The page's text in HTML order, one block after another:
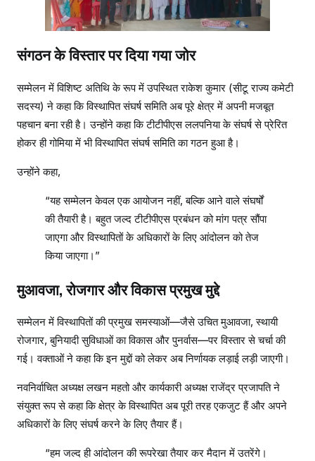
संगठन के विस्तार पर दिया गया जोर
सम्मेलन में विशिष्ट अतिथि के रूप में उपस्थित राकेश कुमार (सीटू राज्य कमेटी
सदस्य) ने कहा कि विस्थापित संघर्ष समिति अब पूरे क्षेत्र में अपनी मजबूत
पहचान बना रही है। उन्होंने कहा कि टीटीपीएस ललपनिया के संघर्ष से प्रेरित
होकर ही गोमिया में भी विस्थापित संघर्ष समिति का गठन हुआ है।
उन्होंने कहा,
“यह सम्मेलन केवल एक आयोजन नहीं, बल्कि आने वाले संघर्षों
की तैयारी है। बहुत जल्द टीटीपीएस प्रबंधन को मांग पत्र सौंपा
जाएगा और विस्थापितों के अधिकारों के लिए आंदोलन को तेज
किया जाएगा।”
मुआवजा, रोजगार और विकास प्रमुख मुद्दे
सम्मेलन में विस्थापितों की प्रमुख समस्याओं—जैसे उचित मुआवजा, स्थायी
रोजगार, बुनियादी सुविधाओं का विकास और पुनर्वास—पर विस्तार से चर्चा की
गई। वक्ताओं ने कहा कि इन मुद्दों को लेकर अब निर्णायक लड़ाई लड़ी जाएगी।
नवनिर्वाचित अध्यक्ष लखन महतो और कार्यकारी अध्यक्ष राजेंद्र प्रजापति ने
संयुक्त रूप से कहा कि क्षेत्र के विस्थापित अब पूरी तरह एकजुट हैं और अपने
अधिकारों के लिए संघर्ष करने के लिए तैयार हैं।
“हम जल्द ही आंदोलन की रूपरेखा तैयार कर मैदान में उतरेंगे।